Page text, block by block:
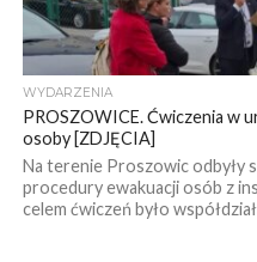
WYDARZENIA
PROSZOWICE. Ćwiczenia w
osoby [ZDJĘCIA]
Na terenie Proszowic odbyły
procedury ewakuacji osób z
celem ćwiczeń było